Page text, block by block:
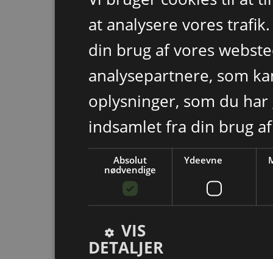
at analysere vores
din brug af vores
analysepartnere, som
oplysninger, som du
indsamlet fra din brug
Absolut
nødvendige
Ydeevne
VIS
DETALJER